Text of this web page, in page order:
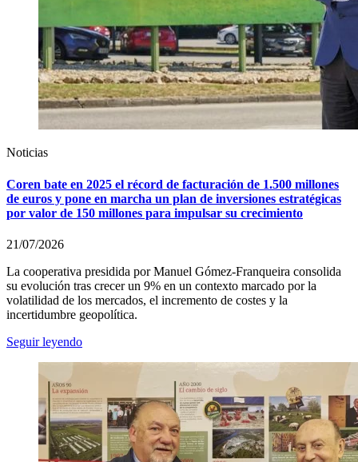
Noticias
Coren bate en 2025 el récord de facturación de 1.500 millones
de euros y pone en marcha un plan de inversiones estratégicas
por valor de 150 millones para impulsar su crecimiento
21/07/2026
La cooperativa presidida por Manuel Gómez-Franqueira consolida
su evolución tras crecer un 9% en un contexto marcado por la
volatilidad de los mercados, el incremento de costes y la
incertidumbre geopolítica.
Seguir leyendo